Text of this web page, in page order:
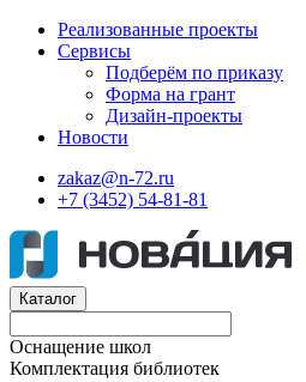
Реализованные проекты
Сервисы
Подберём по приказу
Форма на грант
Дизайн-проекты
Новости
zakaz@n-72.ru
+7 (3452) 54-81-81
Каталог
Оснащение школ
Комплектация библиотек